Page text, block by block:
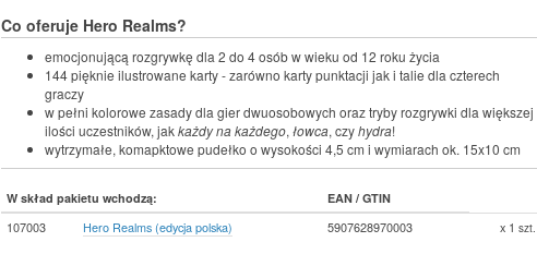
Co oferuje Hero Realms?
emocjonującą rozgrywkę dla 2 do 4 osób w wieku od 12 roku życia
144 pięknie ilustrowane karty - zarówno karty punktacji jak i talie dla czterech
graczy
w pełni kolorowe zasady dla gier dwuosobowych oraz tryby rozgrywki dla większej
ilości uczestników, jakkażdy na każdego,łowca, czyhydra!
wytrzymałe, komapktowe pudełko o wysokości 4,5 cm i wymiarach ok. 15x10 cm
W skład pakietu wchodzą: EAN / GTIN
107003 Hero Realms (edycja polska) 5907628970003 x 1 szt.